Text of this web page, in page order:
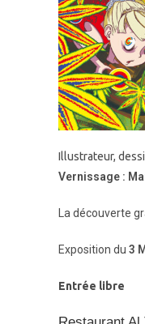
Illustrateur,
Vernissage :
La découverte
Exposition du 3
Entrée libre